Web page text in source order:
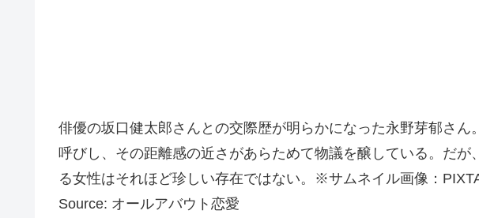
俳優の坂口健太郎さんとの交際歴が明らかになった永野芽郁さん
呼びし、その距離感の近さがあらためて物議を醸している。だが
る女性はそれほど珍しい存在ではない。※サムネイル画像：
Source: オールアバウト恋愛